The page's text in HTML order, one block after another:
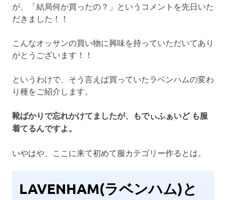
が、「結局何か買ったの？」というコメントを先日いた
だきました！！
こんなオッサンの買い物に興味を持っていただいてあり
がとうございます！！
というわけで、そう言えば買っていたラベンハムの変わ
り種をご紹介します。
靴ばかりで忘れかけてましたが、もでぃふぁいど も服
着てるんですよ。
いやはや、ここに来て初めて服カテゴリー作るとは。
LAVENHAM(ラベンハム)と